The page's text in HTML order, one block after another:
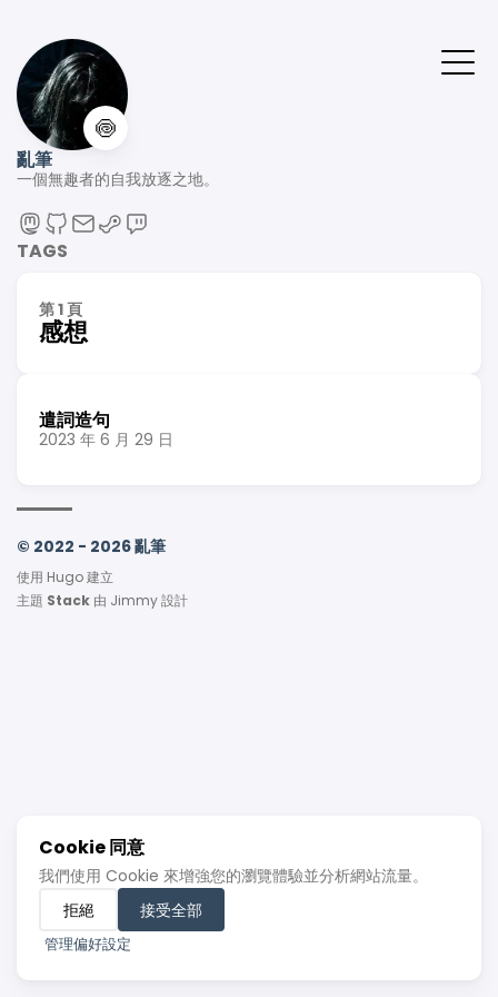
🍥
亂筆
一個無趣者的自我放逐之地。
TAGS
第 1 頁
感想
遣詞造句
2023 年 6 月 29 日
© 2022 - 2026 亂筆
使用 Hugo建立
主題 Stack 由 Jimmy設計
Cookie 同意
我們使用 Cookie 來增強您的瀏覽體驗並分析網站流量。
拒絕
接受全部
管理偏好設定